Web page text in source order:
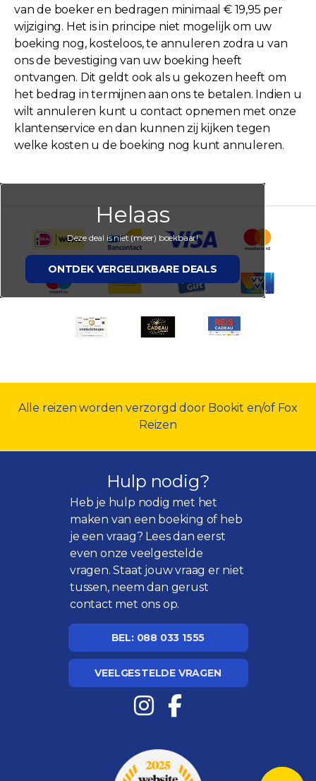
van de boeker en bedragen minimaal € 19,95 per
wijziging. Het is in principe niet mogelijk om uw
boeking nog, kosteloos, te annuleren zodra u van
ons de bevestiging van uw boeking heeft
ontvangen. Dit geldt ook als u gekozen heeft om
het bedrag in termijnen aan ons te betalen. Indien u
wilt annuleren kunt u contact opnemen met onze
klantenservice en dan kunnen zij kijken tegen
welke kosten u de boeking nog kunt annuleren.
Helaas
Deze deal is niet (meer) boekbaar!
ONTDEK VERGELIJKBARE DEALS
Alle reizen worden verzorgd door Bookit en/of Fox
Reizen
Hulp nodig?
Heb je hulp nodig met het
maken van een boeking of heb
je een vraag? Lees dan eerst
even onzeveelgestelde
vragen. Staat jouw vraag er niet
tussen, neem dan gerust
contact met ons op.
BEL: 088 033 1555
VEELGESTELDE VRAGEN